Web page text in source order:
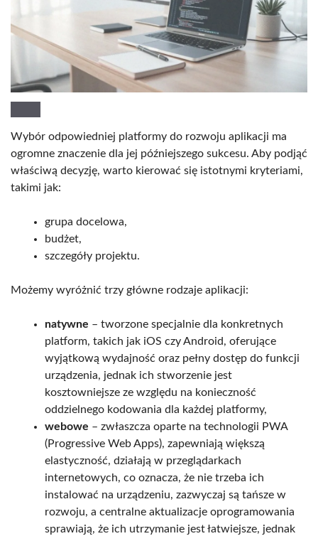
Wybór odpowiedniej platformy do rozwoju aplikacji ma
ogromne znaczenie dla jej późniejszego sukcesu. Aby podjąć
właściwą decyzję, warto kierować się istotnymi kryteriami,
takimi jak:
grupa docelowa,
budżet,
szczegóły projektu.
Możemy wyróżnić trzy główne rodzaje aplikacji:
natywne – tworzone specjalnie dla konkretnych
platform, takich jak iOS czy Android, oferujące
wyjątkową wydajność oraz pełny dostęp do funkcji
urządzenia, jednak ich stworzenie jest
kosztowniejsze ze względu na konieczność
oddzielnego kodowania dla każdej platformy,
webowe – zwłaszcza oparte na technologii PWA
(Progressive Web Apps), zapewniają większą
elastyczność, działają w przeglądarkach
internetowych, co oznacza, że nie trzeba ich
instalować na urządzeniu, zazwyczaj są tańsze w
rozwoju, a centralne aktualizacje oprogramowania
sprawiają, że ich utrzymanie jest łatwiejsze, jednak